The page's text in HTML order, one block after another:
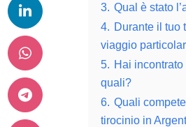
3. Qual è stato
4. Durante il tuo
viaggio
5. Hai
quali?
6. Quali
tirocinio in